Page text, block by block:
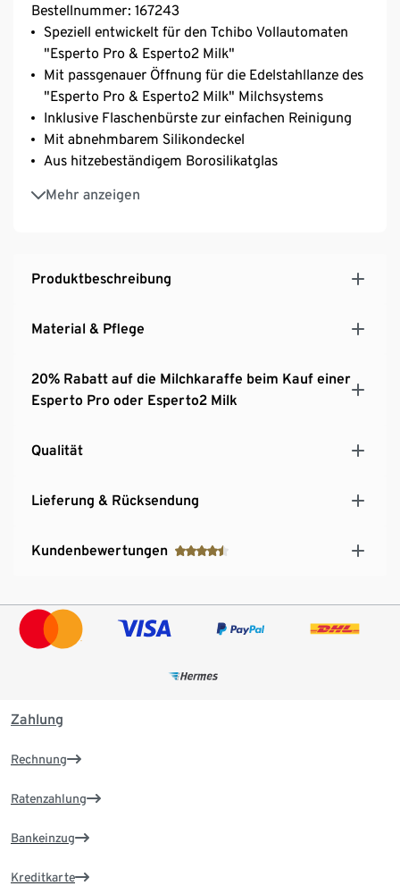
Bestellnummer: 167243
Speziell entwickelt für den Tchibo Vollautomaten
"Esperto Pro & Esperto2 Milk"
Mit passgenauer Öffnung für die Edelstahllanze des
"Esperto Pro & Esperto2 Milk" Milchsystems
Inklusive Flaschenbürste zur einfachen Reinigung
Mit abnehmbarem Silikondeckel
Aus hitzebeständigem Borosilikatglas
Mehr anzeigen
Konzipiert für ein tropffreies Ausschenken der
Produktbeschreibung
Material & Pflege
20% Rabatt auf die Milchkaraffe beim Kauf einer
Esperto Pro oder Esperto2 Milk
Qualität
Lieferung & Rücksendung
Kundenbewertungen
Zahlung
Rechnung
Ratenzahlung
Bankeinzug
Kreditkarte